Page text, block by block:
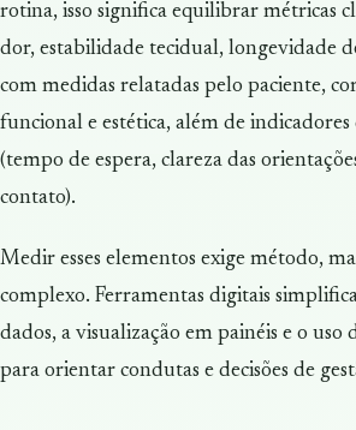
rotina, isso significa equilibrar métricas
dor, estabilidade tecidual, longevidade
com medidas relatadas pelo paciente,
funcional e estética, além de indicadores
(tempo de espera, clareza das
contato).
Medir esses elementos exige método,
complexo. Ferramentas digitais
dados, a visualização em painéis e o uso
para orientar condutas e decisões de